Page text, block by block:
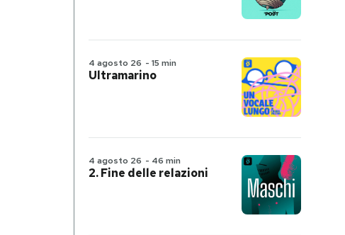
4 agosto 26 - 15 min
Ultramarino
4 agosto 26 - 46 min
2. Fine delle relazioni